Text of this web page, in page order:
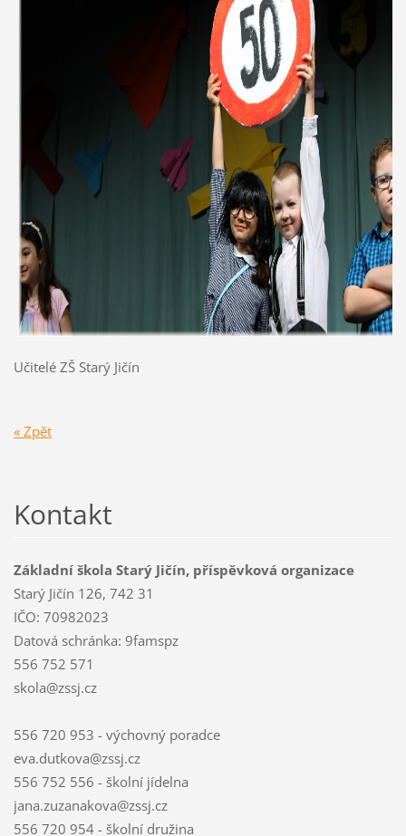
Učitelé ZŠ Starý Jičín
« Zpět
Kontakt
Základní škola Starý Jičín, příspěvková organizace
Starý Jičín 126, 742 31
IČO: 70982023
Datová schránka: 9famspz
556 752 571
skola@zssj.cz
556 720 953 - výchovný poradce
eva.dutkova@zssj.cz
556 752 556 - školní jídelna
jana.zuzanakova@zssj.cz
556 720 954 - školní družina